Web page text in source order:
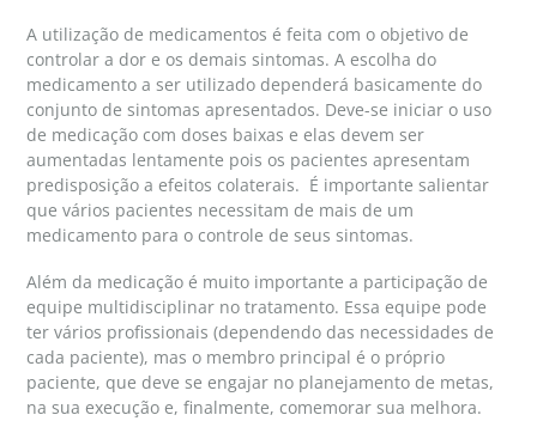
A utilização de medicamentos é feita com o objetivo de
controlar a dor e os demais sintomas. A escolha do
medicamento a ser utilizado dependerá basicamente do
conjunto de sintomas apresentados. Deve-se iniciar o uso
de medicação com doses baixas e elas devem ser
aumentadas lentamente pois os pacientes apresentam
predisposição a efeitos colaterais. É importante salientar
que vários pacientes necessitam de mais de um
medicamento para o controle de seus sintomas.
Além da medicação é muito importante a participação de
equipe multidisciplinar no tratamento. Essa equipe pode
ter vários profissionais (dependendo das necessidades de
cada paciente), mas o membro principal é o próprio
paciente, que deve se engajar no planejamento de metas,
na sua execução e, finalmente, comemorar sua melhora.